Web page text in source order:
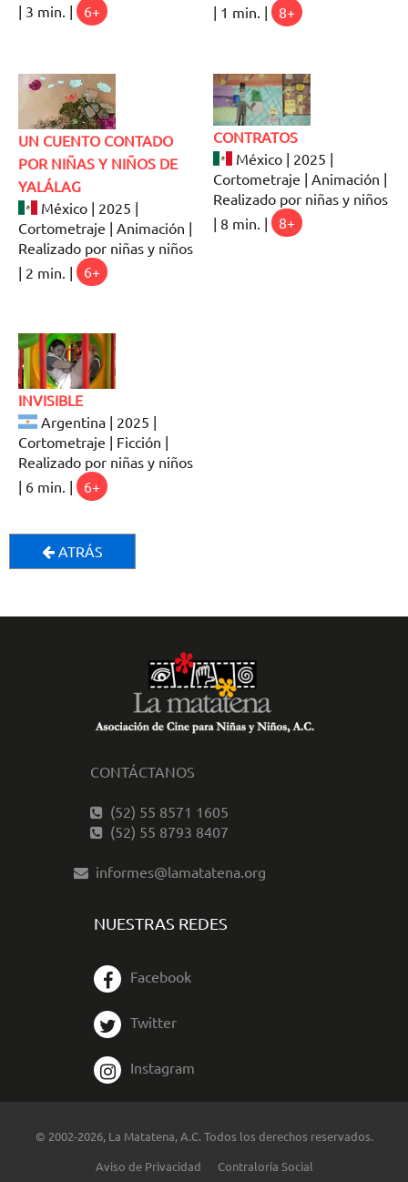
| 3 min. |
6+
| 1 min. |
8+
UN CUENTO CONTADO
POR NIÑAS Y NIÑOS DE
YALÁLAG
México | 2025 |
Cortometraje | Animación |
Realizado por niñas y niños
| 2 min. |
6+
CONTRATOS
México | 2025 |
Cortometraje | Animación |
Realizado por niñas y niños
| 8 min. |
8+
INVISIBLE
Argentina | 2025 |
Cortometraje | Ficción |
Realizado por niñas y niños
| 6 min. |
6+
ATRÁS
CONTÁCTANOS
(52) 55 8571 1605
(52) 55 8793 8407
informes@lamatatena.org
NUESTRAS REDES
Facebook
Twitter
Instagram
© 2002-2026, La Matatena, A.C. Todos los derechos reservados.
Aviso de Privacidad
Contraloría Social